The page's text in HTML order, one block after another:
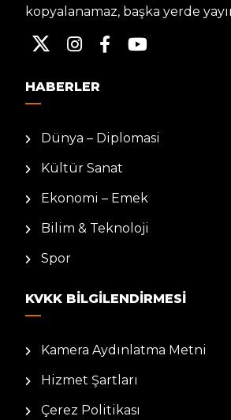
kopyalanamaz, başka yerde
HABERLER
Dünya – Diplomasi
Kültür Sanat
Ekonomi – Emek
Bilim & Teknoloji
Spor
KVKK BILGILENDIRMESI
Kamera Aydınlatma Metni
Hizmet Şartları
Çerez Politikası